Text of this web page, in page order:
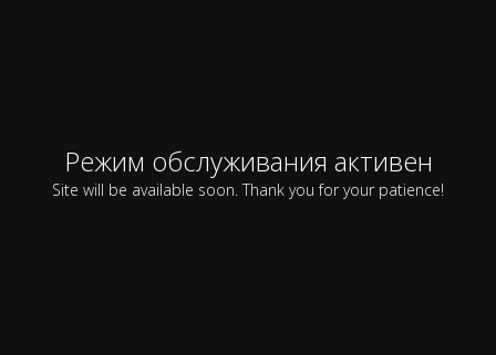
Режим обслуживания активен
Site will be available soon. Thank you for your patience!